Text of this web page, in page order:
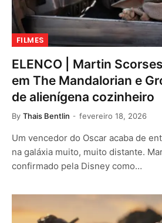
FILMES
ELENCO | Martin
em The Mandalorian e
de alienígena cozinheiro
By Thais Bentlin fevereiro 18, 2026
Um vencedor do Oscar acaba de
na galáxia muito, muito distante.
confirmado pela Disney como…